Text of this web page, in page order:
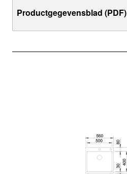
Productgegevensblad (PDF)